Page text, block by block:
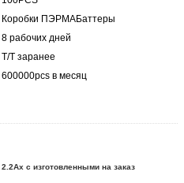
Коробки ПЭРМАБаттеры
8 рабочих дней
T/T заранее
600000pcs в месяц
с изготовленными на заказ